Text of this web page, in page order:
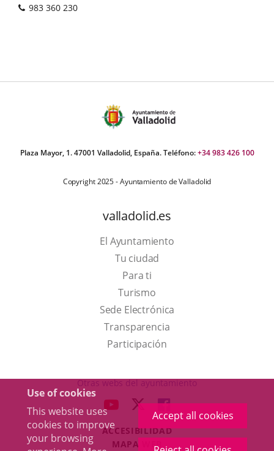
Use of cookies
This website uses
cookies to improve
your browsing
Accept all cookies
Phones
983 360 230
Plaza Mayor, 1. 47001 Valladolid, España. Teléfono:+34 983 426 100
Copyright 2025 - Ayuntamiento de Valladolid
valladolid.es
El Ayuntamiento
Tu ciudad
Para ti
TurismoThis
link
will
open
a
up
window.
Sede Electrónica
Transparencia
Participación
Otras webs del ayuntamiento
LINK
EXTERNAL
LINK
TO
EXTERNAL
LINK
TO
EXTERNAL
ACCESIBILIDAD
MAPA WEB